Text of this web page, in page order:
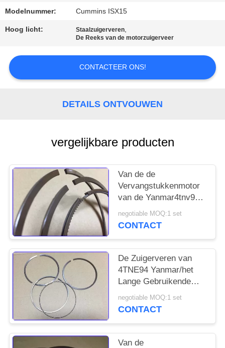
VERZOEK
OM
CITAAT
SITEMAP
POLICY
Modelnummer: Cummins ISX15
Hoog licht: Staalzuigerveren,
De Reeks van de motorzuigerveer
CONTACTEER ONS!
DETAILS ONTVOUWEN
vergelijkbare producten
Van de de
Vervangstukkenmotor
van de Yanmar4tnv94
Motor de
Zuigerveerreeks
negotiable MOQ:1 set
CONTACT
De Zuigerveren van
4TNE94 Yanmar/het
Lange Gebruikende
Leven 129901 - 22050
van de Zuigerzegelring
negotiable MOQ:1 set
CONTACT
Van de